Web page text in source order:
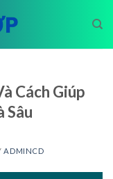
Cách Giúp
Sâu
ADMINCD